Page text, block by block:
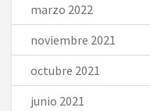
marzo 2022
noviembre 2021
octubre 2021
junio 2021